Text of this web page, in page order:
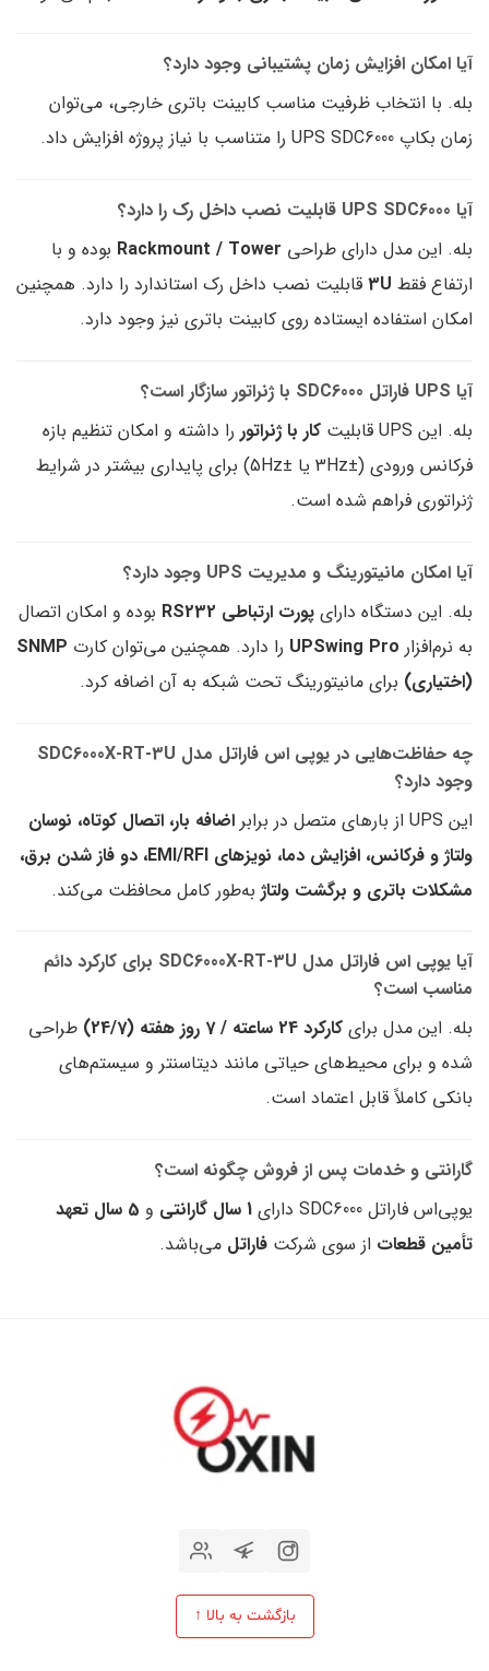
آیا امکان افزایش زمان پشتیبانی وجود دارد؟
بله. با انتخاب ظرفیت مناسب کابینت باتری خارجی، می‌توان
زمان بکاپ UPS SDC6000 را متناسب با نیاز پروژه افزایش داد.
آیا UPS SDC6000 قابلیت نصب داخل رک را دارد؟
بله. این مدل دارای طراحی Rackmount / Tower بوده و با
ارتفاع فقط 3U قابلیت نصب داخل رک استاندارد را دارد. همچنین
امکان استفاده ایستاده روی کابینت باتری نیز وجود دارد.
آیا UPS فاراتل SDC6000 با ژنراتور سازگار است؟
بله. این UPS قابلیت
کار با ژنراتور را داشته و امکان تنظیم بازه
فرکانس ورودی (±3Hz یا ±5Hz) برای پایداری بیشتر در شرایط
ژنراتوری فراهم شده است.
آیا امکان مانیتورینگ و مدیریت UPS وجود دارد؟
بله. این دستگاه دارای پورت ارتباطی RS232
بوده و امکان اتصال
به نرم‌افزار UPSwing Pro را دارد. همچنین می‌توان کارت SNMP
(اختیاری) برای مانیتورینگ تحت شبکه به آن اضافه کرد.
چه حفاظت‌هایی در یوپی اس فاراتل مدل SDC6000X-RT-3U
وجود دارد؟
این UPS از بارهای متصل در برابر
اضافه بار، اتصال کوتاه، نوسان
ولتاژ و فرکانس، افزایش دما، نویزهای EMI/RFI، دو فاز شدن برق،
مشکلات باتری و برگشت ولتاژ به‌طور کامل محافظت می‌کند.
آیا یوپی اس فاراتل مدل SDC6000X-RT-3U برای کارکرد دائم
مناسب است؟
بله. این مدل برای کارکرد 24 ساعته / 7 روز هفته (24/7)
طراحی
شده و برای محیط‌های حیاتی مانند دیتاسنتر و سیستم‌های
بانکی کاملاً قابل اعتماد است.
گارانتی و خدمات پس از فروش چگونه است؟
یوپی‌اس فاراتل SDC6000 دارای
1 سال گارانتی و
5 سال تعهد
تأمین قطعات از سوی شرکت فاراتل می‌باشد.
بازگشت به بالا ↑